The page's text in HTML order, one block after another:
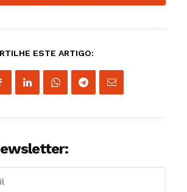
agora!
ESTE ARTIGO: